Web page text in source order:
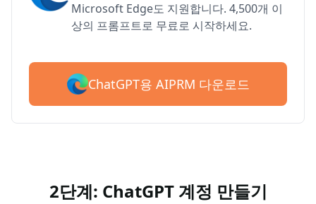
Microsoft Edge도 지원합니다. 4,500개 이
상의 프롬프트로 무료로 시작하세요.
ChatGPT용 AIPRM 다운로드
2단계: ChatGPT 계정 만들기